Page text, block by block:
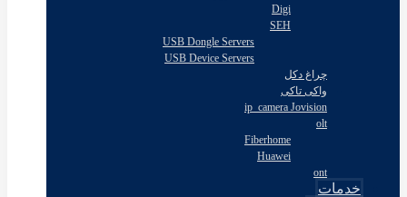
Digi
SEH
USB Dongle Servers
USB Device Servers
چراغ دکل
واکی تاکی
ip_camera Jovision
olt
Fiberhome
Huawei
ont
خدمات